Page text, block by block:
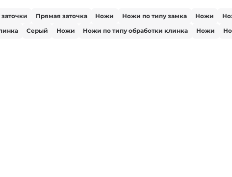
Прямая заточка Ножи Ножи по типу замка Ножи
Серый Ножи Ножи по типу обработки клинка Ножи